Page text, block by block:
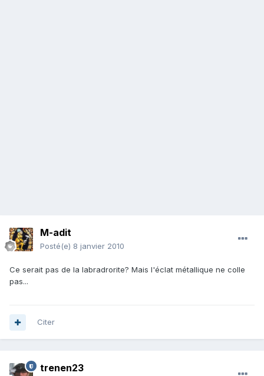
M-adit
Posté(e) 8 janvier 2010
Ce serait pas de la labradrorite? Mais l'éclat métallique ne colle
pas...
Citer
trenen23